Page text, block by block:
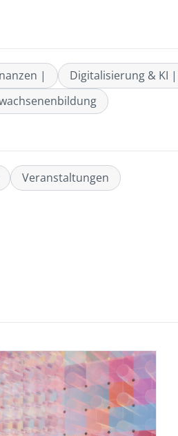
|
Digitalisierung & KI |
Veranstaltungen